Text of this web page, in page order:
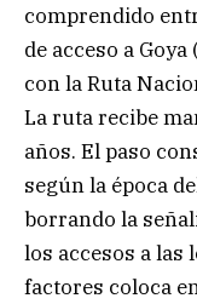
comprendido
de acceso a
con la Ruta
La ruta recibe
años. El paso
según la época
borrando la
los accesos a las
factores coloca